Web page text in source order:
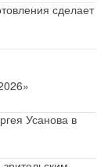
сделает
Усанова в